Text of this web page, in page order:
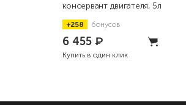
консервант двигателя, 5л
+258 бонусов
6 455 ₽
Купить в один клик